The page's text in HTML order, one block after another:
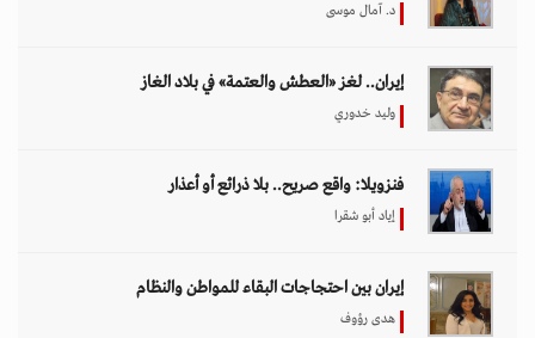
د. آمال موسى
إيران.. لغز «العطش والعتمة» في بلاد الغاز
وليد خدوري
فنزويلا: واقع صريح.. بلا ذرائع أو أعذار
إياد أبو شقرا
إيران بين احتجاجات البقاء للمواطن والنظام
هدى رؤوف